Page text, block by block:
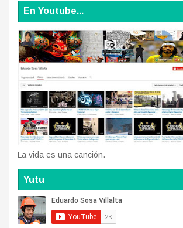
En Youtube...
La vida es una canción.
Yutu